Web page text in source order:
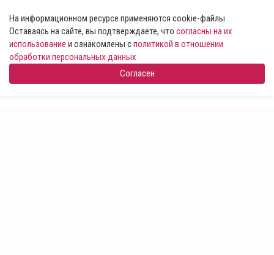
На информационном ресурсе применяются cookie-файлы .
Оставаясь на сайте, вы подтверждаете, что согласны на их
использование и ознакомлены сполитикой в отношении
обработки персональных данных
Согласен